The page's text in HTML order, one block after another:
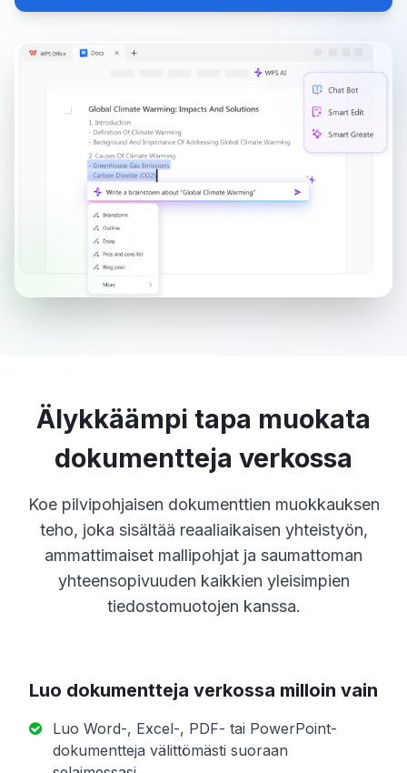
Älykkäämpi tapa muokata
dokumentteja verkossa
Koe pilvipohjaisen dokumenttien muokkauksen
teho, joka sisältää reaaliaikaisen yhteistyön,
ammattimaiset mallipohjat ja saumattoman
yhteensopivuuden kaikkien yleisimpien
tiedostomuotojen kanssa.
Luo dokumentteja verkossa milloin vain
Luo Word-, Excel-, PDF- tai PowerPoint-
dokumentteja välittömästi suoraan